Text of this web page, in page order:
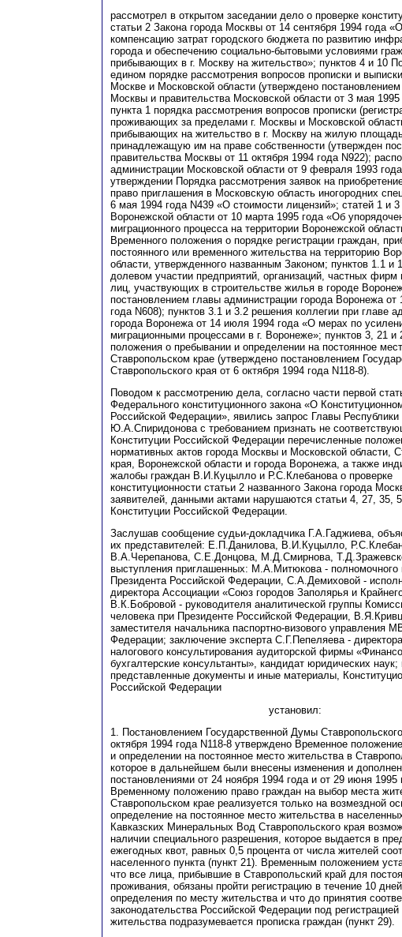
рассмотрел в открытом заседании дело о проверке
статьи 2 Закона города Москвы от 14 сентября 1994 года
компенсацию затрат городского бюджета по развитию
города и обеспечению социально-бытовыми условиями
прибывающих в г. Москву на жительство»; пунктов 4 и 10
едином порядке рассмотрения вопросов прописки и
Москве и Московской области (утверждено
Москвы и правительства Московской области от 3 мая 1995
пункта 1 порядка рассмотрения вопросов прописки
проживающих за пределами г. Москвы и Московской
прибывающих на жительство в г. Москву на жилую
принадлежащую им на праве собственности (утвержден
правительства Москвы от 11 октября 1994 года N922);
администрации Московской области от 9 февраля 1993
утверждении Порядка рассмотрения заявок на
право приглашения в Московскую область иногородних
6 мая 1994 года N439 «О стоимости лицензий»; статей 1 и 3
Воронежской области от 10 марта 1995 года «Об
миграционного процесса на территории Воронежской
Временного положения о порядке регистрации граждан,
постоянного или временного жительства на территорию
области, утвержденного названным Законом; пунктов 1.1 и
долевом участии предприятий, организаций, частных фирм
лиц, участвующих в строительстве жилья в городе
постановлением главы администрации города Воронежа от
года N608); пунктов 3.1 и 3.2 решения коллегии при главе
города Воронежа от 14 июля 1994 года «О мерах по
миграционными процессами в г. Воронеже»; пунктов 3, 21 и
положения о пребывании и определении на постоянное
Ставропольском крае (утверждено постановлением
Ставропольского края от 6 октября 1994 года N118-8).
Поводом к рассмотрению дела, согласно части первой
Федерального конституционного закона «О
Российской Федерации», явились запрос Главы
Ю.А.Спиридонова с требованием признать не
Конституции Российской Федерации перечисленные
нормативных актов города Москвы и Московской области,
края, Воронежской области и города Воронежа, а также
жалобы граждан В.И.Куцылло и Р.С.Клебанова о проверке
конституционности статьи 2 названного Закона города
заявителей, данными актами нарушаются статьи 4, 27, 35,
Конституции Российской Федерации.
Заслушав сообщение судьи-докладчика Г.А.Гаджиева,
их представителей: Е.П.Данилова, В.И.Куцылло,
В.А.Черепанова, С.Е.Донцова, М.Д.Смирнова,
выступления приглашенных: М.А.Митюкова - полномочного
Президента Российской Федерации, С.А.Демиховой -
директора Ассоциации «Союз городов Заполярья и
В.К.Бобровой - руководителя аналитической группы
человека при Президенте Российской Федерации,
заместителя начальника паспортно-визового управления
Федерации; заключение эксперта С.Г.Пепеляева -
налогового консультирования аудиторской фирмы
бухгалтерские консультанты», кандидат юридических
представленные документы и иные материалы,
Российской Федерации
установил:
1. Постановлением Государственной Думы
октября 1994 года N118-8 утверждено Временное
и определении на постоянное место жительства в
которое в дальнейшем были внесены изменения и
постановлениями от 24 ноября 1994 года и от 29 июня 1995
Временному положению право граждан на выбор места
Ставропольском крае реализуется только на возмездной
определение на постоянное место жительства в
Кавказских Минеральных Вод Ставропольского края
наличии специального разрешения, которое выдается в
ежегодных квот, равных 0,5 процента от числа жителей
населенного пункта (пункт 21). Временным положением
что все лица, прибывшие в Ставропольский край для
проживания, обязаны пройти регистрацию в течение 10
определения по месту жительства и что до принятия
законодательства Российской Федерации под
жительства подразумевается прописка граждан (пункт 29).